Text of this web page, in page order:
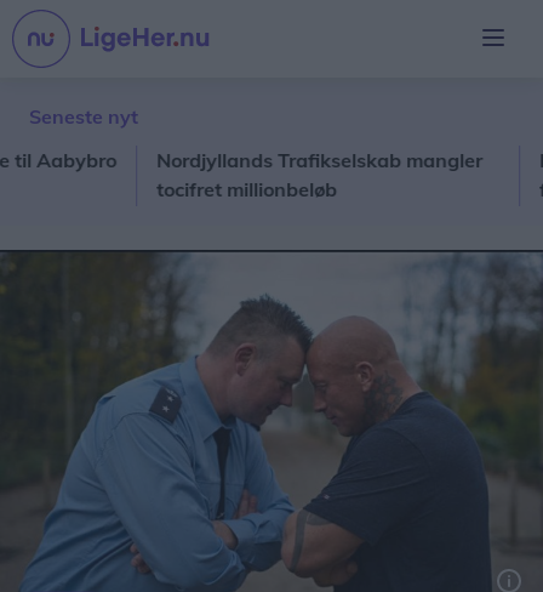
Seneste nyt
Nordjyllands Trafikselskab mangler
tocifret millionbeløb